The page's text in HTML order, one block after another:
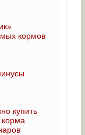
кормов
купить